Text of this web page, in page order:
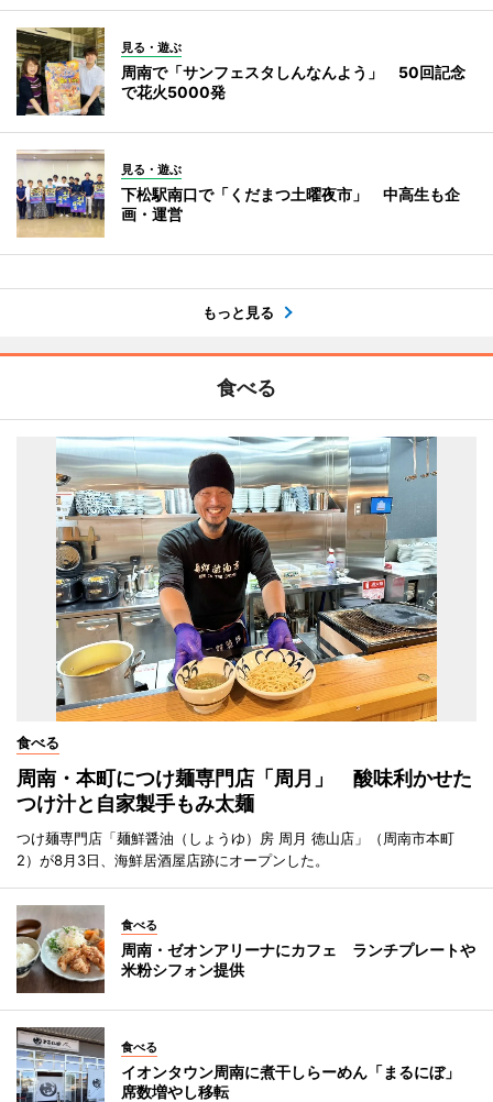
見る・遊ぶ
周南で「サンフェスタしんなんよう」 50回記念
で花火5000発
見る・遊ぶ
下松駅南口で「くだまつ土曜夜市」 中高生も企
画・運営
もっと見る
食べる
食べる
周南・本町につけ麺専門店「周月」 酸味利かせた
つけ汁と自家製手もみ太麺
つけ麺専門店「麺鮮醤油（しょうゆ）房 周月 徳山店」（周南市本町
2）が8月3日、海鮮居酒屋店跡にオープンした。
食べる
周南・ゼオンアリーナにカフェ ランチプレートや
米粉シフォン提供
食べる
イオンタウン周南に煮干しらーめん「まるにぼ」
席数増やし移転